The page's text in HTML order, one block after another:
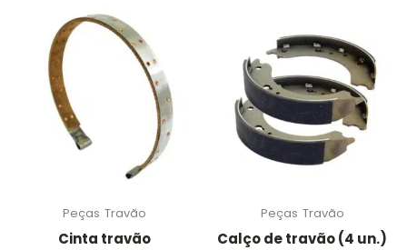
Peças Travão
Cinta travão
Peças Travão
Calço de travão (4 un.)